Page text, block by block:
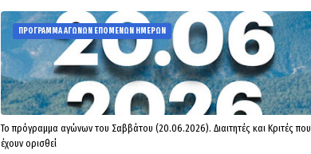
ΠΡΟΓΡΑΜΜΑ ΑΓΩΝΩΝ ΕΠΟΜΕΝΩΝ ΗΜΕΡΩΝ
Το πρόγραμμα αγώνων του Σαββάτου (20.06.2026). Διαιτητές και Kριτές που
έχουν ορισθεί